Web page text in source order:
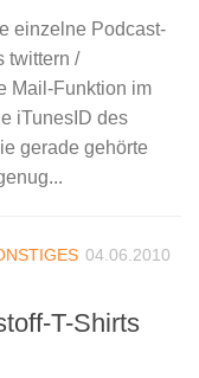
einzelne Podcast-
twittern /
Mail-Funktion im
iTunesID des
gerade gehörte
04.06.2010
T-Shirts